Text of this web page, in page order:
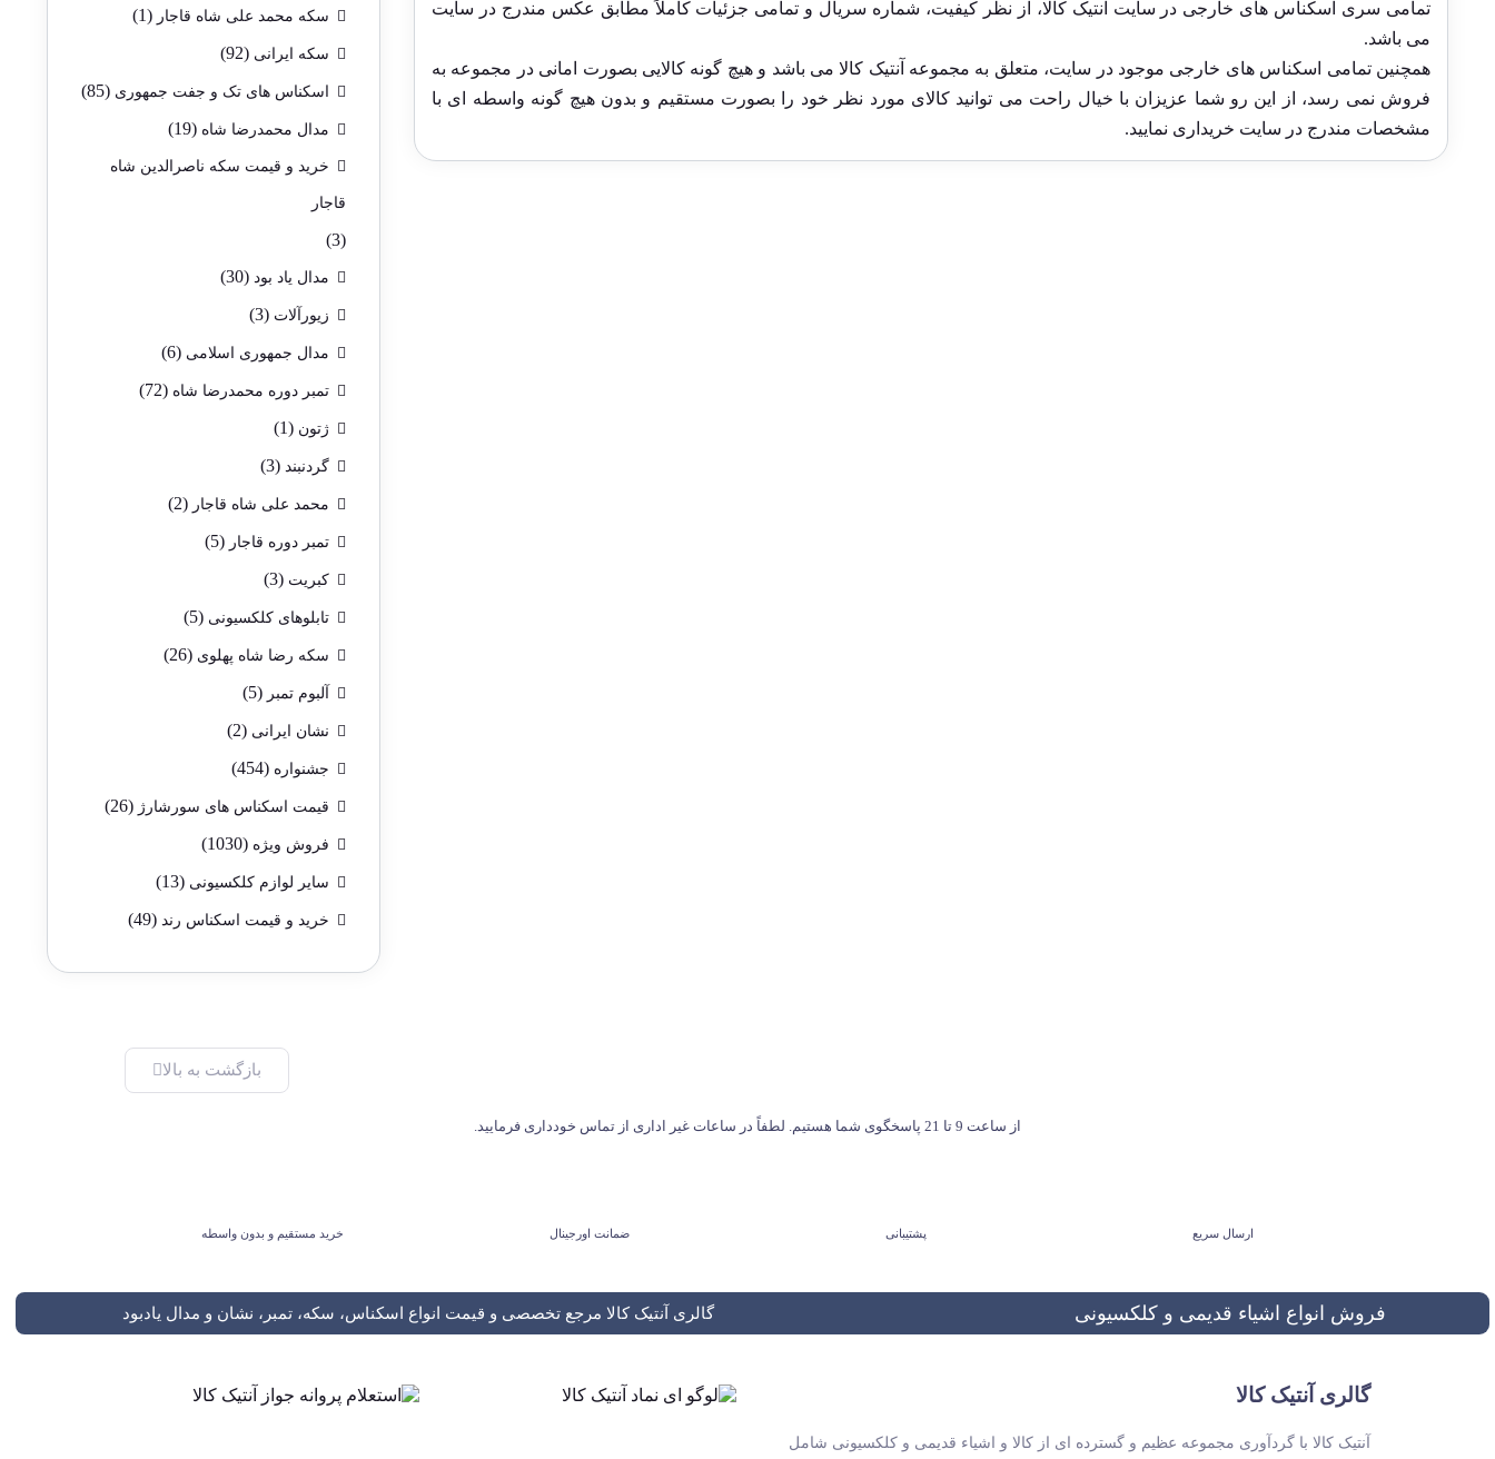
تمامی سری اسکناس های خارجی در سایت آنتیک کالا، از نظر کیفیت، شماره سریال و تمامی جزئیات کاملاً مطابق عکس مندرج در سایت
می باشد.
همچنین تمامی اسکناس های خارجی موجود در سایت، متعلق به مجموعه آنتیک کالا می باشد و هیچ گونه کالایی بصورت امانی در مجموعه به
فروش نمی رسد، از این رو شما عزیزان با خیال راحت می توانید کالای مورد نظر خود را بصورت مستقیم و بدون هیچ گونه واسطه ای با
مشخصات مندرج در سایت خریداری نمایید.
سکه محمد علی شاه قاجار (1)
سکه ایرانی (92)
اسکناس های تک و جفت جمهوری (85)
مدال محمدرضا شاه (19)
خرید و قیمت سکه ناصرالدین شاه
قاجار
(3)
مدال یاد بود (30)
زیورآلات (3)
مدال جمهوری اسلامی (6)
تمبر دوره محمدرضا شاه (72)
ژتون (1)
گردنبند (3)
محمد علی شاه قاجار (2)
تمبر دوره قاجار (5)
کبریت (3)
تابلوهای کلکسیونی (5)
سکه رضا شاه پهلوی (26)
آلبوم تمبر (5)
نشان ایرانی (2)
جشنواره (454)
قیمت اسکناس های سورشارژ (26)
فروش ویژه (1030)
سایر لوازم کلکسیونی (13)
خرید و قیمت اسکناس رند (49)
بازگشت به بالا
از ساعت 9 تا 21 پاسخگوی شما هستیم. لطفاً در ساعات غیر اداری از تماس خودداری فرمایید.
ارسال سریع پشتیبانی ضمانت اورجینال خرید مستقیم و بدون واسطه
فروش انواع اشیاء قدیمی و کلکسیونی گالری آنتیک کالا مرجع تخصصی و قیمت انواع اسکناس، سکه، تمبر، نشان و مدال یادبود
گالری آنتیک کالا
آنتیک کالا با گردآوری مجموعه عظیم و گسترده ای از کالا و اشیاء قدیمی و کلکسیونی شامل